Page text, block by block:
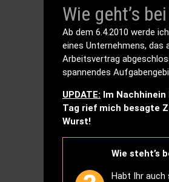
Wie geht’s
Ab dem 6.4.2010 werde
eines Unternehmens, das
Arbeitsvertrag
spannendes
UPDATE: Im
Tag rief mich besagte
Wurst!
Wie steht’s
Habt Ihr auch